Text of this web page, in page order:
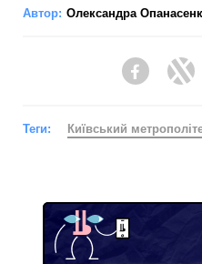
Автор: Олександра
Facebook
Теги: Київський